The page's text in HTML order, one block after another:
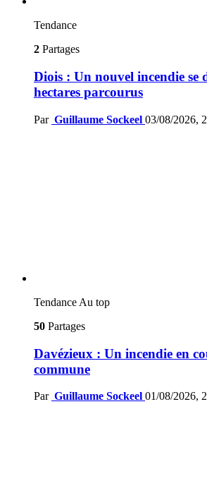
Tendance
2 Partages
Diois : Un nouvel incendie se
hectares parcourus
Par Guillaume Sockeel 03/08/2026,
Tendance Au top
50 Partages
Davézieux : Un incendie en
commune
Par Guillaume Sockeel 01/08/2026,